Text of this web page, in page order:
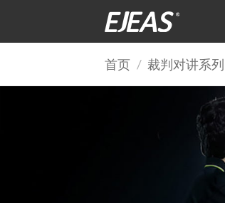
内
首页 / 裁判对讲系列